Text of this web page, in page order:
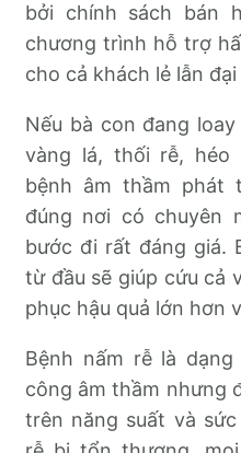
bởi chính sách bán
chương trình hỗ trợ
cho cả khách lẻ lẫn
Nếu bà con đang
vàng lá, thối rễ, héo
bệnh âm thầm phát
đúng nơi có chuyên
bước đi rất đáng giá.
từ đầu sẽ giúp cứu cả
phục hậu quả lớn hơn
Bệnh nấm rễ là
công âm thầm nhưng
trên năng suất và